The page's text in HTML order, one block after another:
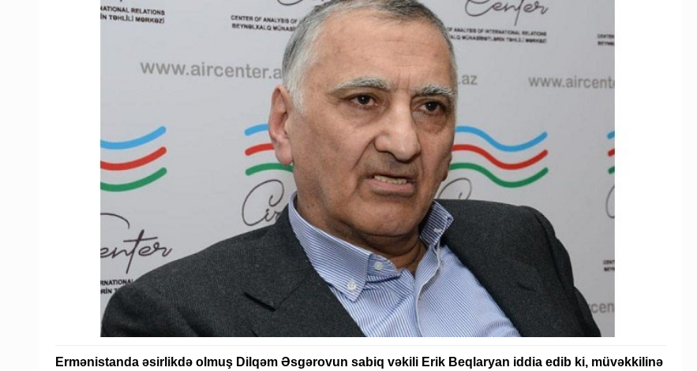
Ermənistanda əsirlikdə olmuş Dilqəm Əsgərovun sabiq vəkili Erik Beqlaryan iddia edib ki, müvəkkilinə